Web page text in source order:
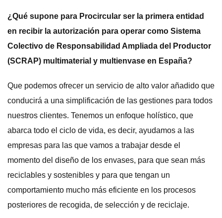
¿Qué supone para Procircular ser la primera entidad
en recibir la autorización para operar como Sistema
Colectivo de Responsabilidad Ampliada del Productor
(SCRAP) multimaterial y multienvase en España?
Que podemos ofrecer un servicio de alto valor añadido que
conducirá a una simplificación de las gestiones para todos
nuestros clientes. Tenemos un enfoque holístico, que
abarca todo el ciclo de vida, es decir, ayudamos a las
empresas para las que vamos a trabajar desde el
momento del diseño de los envases, para que sean más
reciclables y sostenibles y para que tengan un
comportamiento mucho más eficiente en los procesos
posteriores de recogida, de selección y de reciclaje.